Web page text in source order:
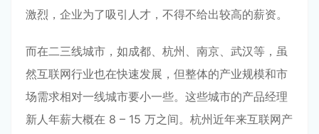
激烈，企业为了吸引人才，不得不给出较高的薪资。
而在二三线城市，如成都、杭州、南京、武汉等，虽
然互联网行业也在快速发展，但整体的产业规模和市
场需求相对一线城市要小一些。这些城市的产品经理
新人年薪大概在 8 – 15 万之间。杭州近年来互联网产